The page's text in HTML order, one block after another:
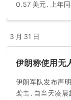
0.57 美元，上年
3 月 31 日
伊朗称使用无
伊朗军队发布声
袭击，自当天凌